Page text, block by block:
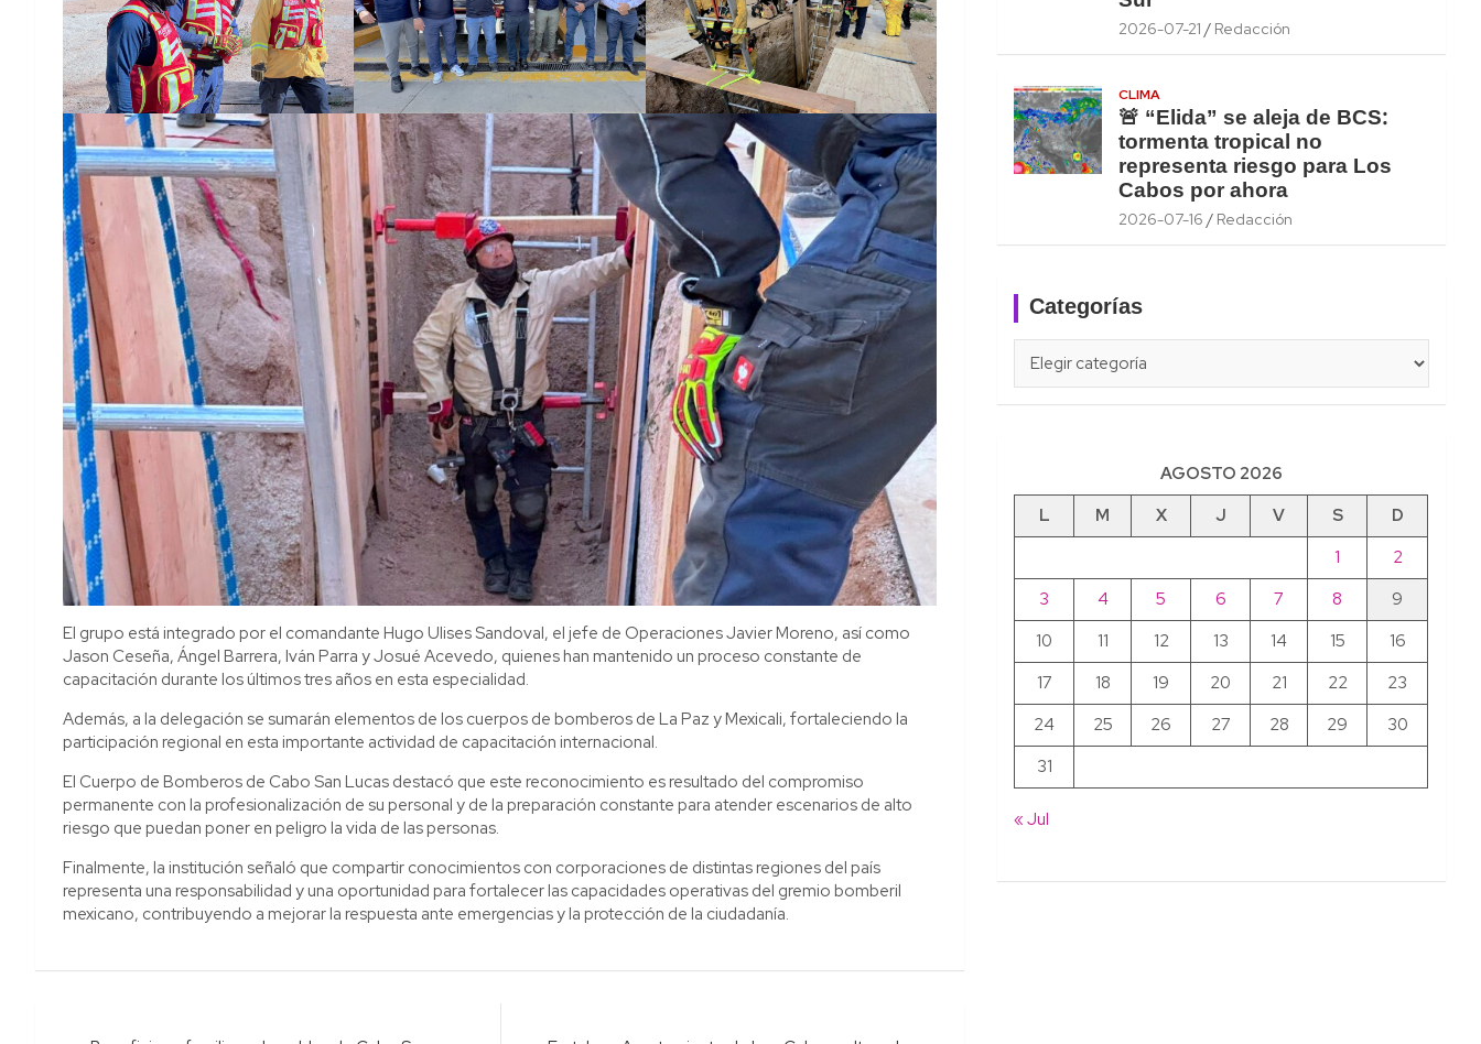
El grupo está integrado por el comandante Hugo Ulises Sandoval, el jefe de Operaciones Javier Moreno, así como
Jason Ceseña, Ángel Barrera, Iván Parra y Josué Acevedo, quienes han mantenido un proceso constante de
capacitación durante los últimos tres años en esta especialidad.
Además, a la delegación se sumarán elementos de los cuerpos de bomberos de La Paz y Mexicali, fortaleciendo la
participación regional en esta importante actividad de capacitación internacional.
El Cuerpo de Bomberos de Cabo San Lucas destacó que este reconocimiento es resultado del compromiso
permanente con la profesionalización de su personal y de la preparación constante para atender escenarios de alto
riesgo que puedan poner en peligro la vida de las personas.
Finalmente, la institución señaló que compartir conocimientos con corporaciones de distintas regiones del país
representa una responsabilidad y una oportunidad para fortalecer las capacidades operativas del gremio bomberil
mexicano, contribuyendo a mejorar la respuesta ante emergencias y la protección de la ciudadanía.
Navegación
2026-07-21 Redacción
CLIMA
🚨 “Elida” se aleja de BCS:
tormenta tropical no
representa riesgo para Los
Cabos por ahora
2026-07-16 Redacción
Categorías
AGOSTO 2026
L
M X J V S
D
1
2
3
4 5 6 7 8
9
10
11 12 13 14 15
16
17
18 19 20 21 22
23
24
25 26 27 28 29
30
31
« Jul